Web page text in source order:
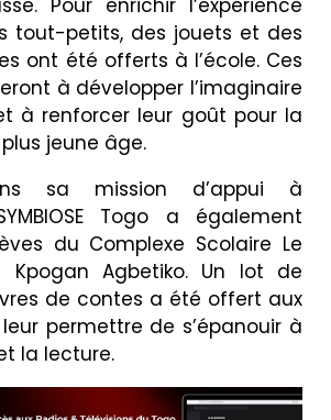
Pour enrichir l’expérience
tout-petits, des jouets et des
ont été offerts à l’école. Ces
à développer l’imaginaire
à renforcer leur goût pour la
jeune âge.
sa mission d’appui à
Togo a également
du Complexe Scolaire Le
Kpogan Agbetiko. Un lot de
de contes a été offert aux
permettre de s’épanouir à
la lecture.